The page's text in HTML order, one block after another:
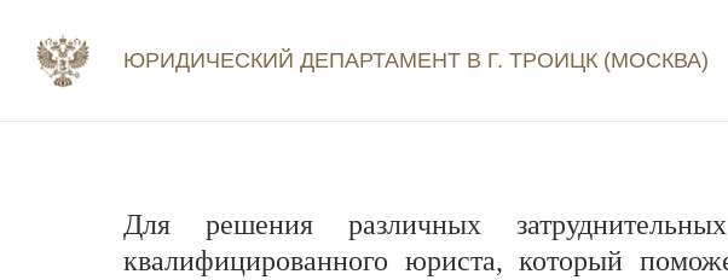
ЮРИДИЧЕСКИЙ ДЕПАРТАМЕНТ В Г. ТРОИЦК (МОСКВА)
Для решения различных
квалифицированного юриста, который